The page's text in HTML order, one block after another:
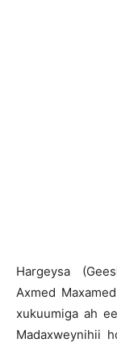
Hargeysa
Axmed
xukuumiga ah
Madaxweynihii